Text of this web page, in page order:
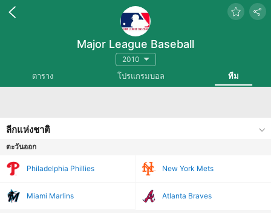
Major League Baseball
2010
ตาราง โปรแกรมบอล ทีม
ลีกแห่งชาติ
ตะวันออก
Philadelphia Phillies New York Mets
Miami Marlins Atlanta Braves